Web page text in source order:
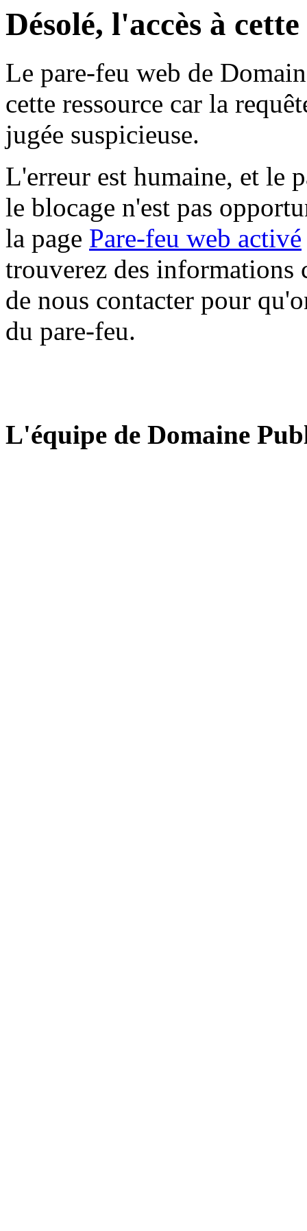
Désolé, l'accès à
Le pare-feu web de
cette ressource car la
jugée suspicieuse.
L'erreur est humaine, et le
le blocage n'est pas
la page Pare-feu web activé
trouverez des informations
de nous contacter pour
du pare-feu.
L'équipe de Domaine